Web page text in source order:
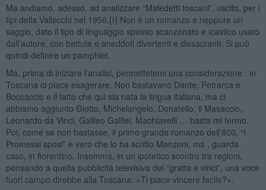
Ma andiamo, adesso, ad analizzare “Maledetti toscani”, uscito, per i
tipi della Vallecchi nel 1956. [i] Non è un romanzo e neppure un
saggio, dato il tipo di linguaggio spesso scanzonato e icastico usato
dall’autore, con battute e aneddoti divertenti e dissacranti. Si può
quindi definire un pamphlet.
Ma, prima di iniziare l’analisi, permettetemi una considerazione : in
Toscana ci piace esagerare. Non bastavano Dante, Petrarca e
Boccaccio e il fatto che qui sia nata la lingua italiana, ma ci
abbiamo aggiunto Giotto, Michelangelo, Donatello, il Masaccio,
Leonardo da Vinci, Galileo Galilei, Machiavelli … basta mi fermo.
Poi, come se non bastasse, il primo grande romanzo dell’800, “I
Promessi sposi” è vero che lo ha scritto Manzoni, ma , guarda
caso, in fiorentino. Insomma, in un ipotetico scontro tra regioni,
pensando a quella pubblicità televisiva del “gratta e vinci”, una voce
fuori campo direbbe alla Toscana: «Ti piace vincere facile?».